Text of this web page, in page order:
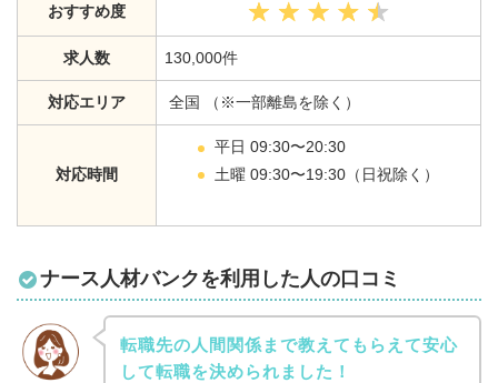
おすすめ度
求人数 130,000件
対応エリア 全国 （※一部離島を除く）
対応時間
平日 09:30〜20:30
土曜 09:30〜19:30（日祝除く）
ナース人材バンクを利用した人の口コミ
転職先の人間関係まで教えてもらえて安心
して転職を決められました！